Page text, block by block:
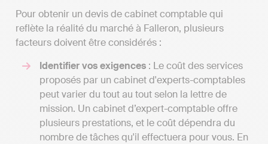
Pour obtenir un devis de cabinet comptable qui
reflète la réalité du marché à Falleron, plusieurs
facteurs doivent être considérés :
Identifier vos exigences : Le coût des services
proposés par un cabinet d'experts-comptables
peut varier du tout au tout selon la lettre de
mission. Un cabinet d’expert-comptable offre
plusieurs prestations, et le coût dépendra du
nombre de tâches qu'il effectuera pour vous. En